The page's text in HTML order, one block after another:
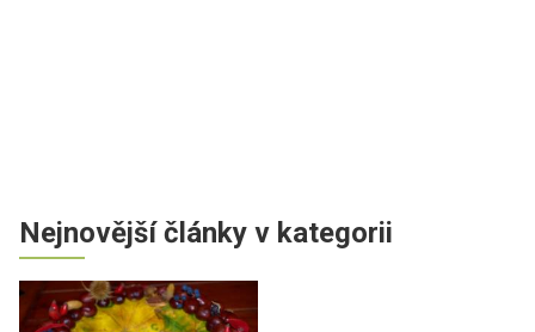
Nejnovější články v kategorii